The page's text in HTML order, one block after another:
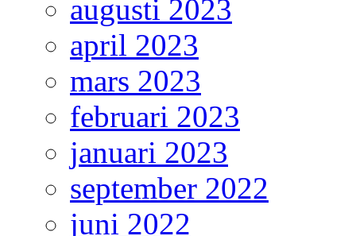
augusti 2023
april 2023
mars 2023
februari 2023
januari 2023
september 2022
juni 2022